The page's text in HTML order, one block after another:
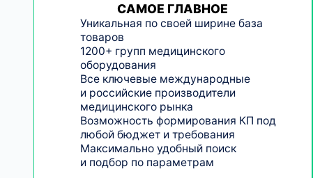
САМОЕ ГЛАВНОЕ
Уникальная по своей ширине база
товаров
1200+ групп медицинского
оборудования
Все ключевые международные
и российские производители
медицинского рынка
Возможность формирования КП под
любой бюджет и требования
Максимально удобный поиск
и подбор по параметрам